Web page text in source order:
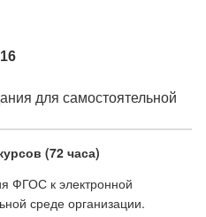
для самостоятельной
(72 часа)
ФГОС к электронной
среде организации.